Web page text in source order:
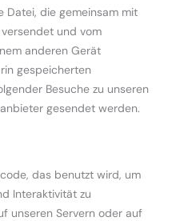
Datei, die gemeinsam mit
und vom
anderen Gerät
gespeicherten
Besuche zu unseren
gesendet werden.
das benutzt wird, um
Interaktivität zu
unseren Servern oder auf